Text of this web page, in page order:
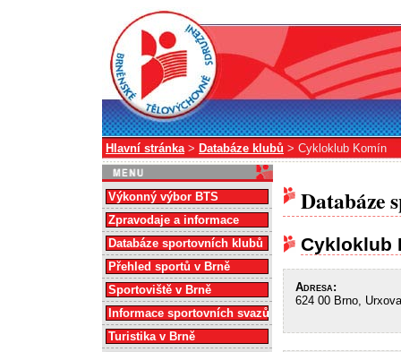
Hlavní stránka> Databáze klubů > Cykloklub Komín
Databáze
Cykloklub
Adresa:
624 00 Brno,
Výkonný výbor BTS
Zpravodaje a informace
Databáze sportovních klubů
Přehled sportů v Brně
Sportoviště v Brně
Informace sportovních svazů
Turistika v Brně